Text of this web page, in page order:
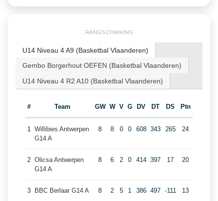
RANGSCHIKKING
U14 Niveau 4 A9 (Basketbal Vlaanderen)
Gembo Borgerhout OEFEN (Basketbal Vlaanderen)
U14 Niveau 4 R2 A10 (Basketbal Vlaanderen)
# Team GW W V G DV DT DS Ptn
1 Willibies Antwerpen
G14 A
8 8 0 0 608 343 265 24
2 Olicsa Antwerpen
G14 A
8 6 2 0 414 397 17 20
3 BBC Berlaar G14 A 8 2 5 1 386 497 -111 13